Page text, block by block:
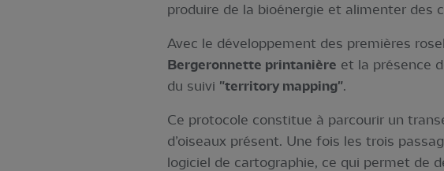
produire de la bioénergie et alimenter des
Avec le développement des premières
Bergeronnette printanière et la présence
du suivi "territory mapping".
Ce protocole constitue à parcourir un
d’oiseaux présent. Une fois les trois
logiciel de cartographie, ce qui permet de